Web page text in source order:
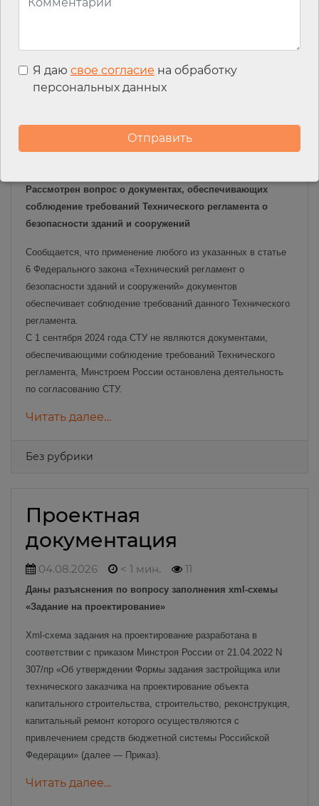
деятельности
Рассмотрен вопрос о документах, обеспечивающих
соблюдение требований Технического регламента о
безопасности зданий и сооружений
Сообщается, что применение любого из указанных в статье
6 Федерального закона «Технический регламент о
безопасности зданий и сооружений» документов
обеспечивает соблюдение требований данного Технического
регламента.
С 1 сентября 2024 года СТУ не являются документами,
обеспечивающими соблюдение требований Технического
регламента, Минстроем России остановлена деятельность
по согласованию СТУ.
Читать далее…
Без рубрики
Проектная
документация
04.08.2026 < 1 мин. 11
Даны разъяснения по вопросу заполнения xml-схемы
«Задание на проектирование»
Xml-схема задания на проектирование разработана в
соответствии с приказом Минстроя России от 21.04.2022 N
307/пр «Об утверждении Формы задания застройщика или
технического заказчика на проектирование объекта
капитального строительства, строительство, реконструкция,
капитальный ремонт которого осуществляются с
привлечением средств бюджетной системы Российской
Федерации» (далее — Приказ).
Читать далее…
Я даю свое согласие на обработку
персональных данных